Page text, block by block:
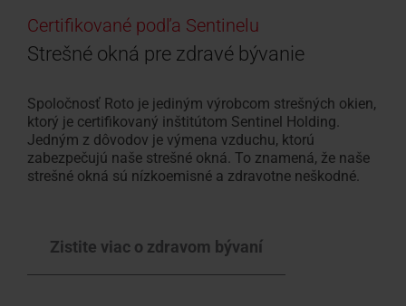
Certifikované podľa Sentinelu
Strešné okná pre zdravé bývanie
Spoločnosť Roto je jediným výrobcom strešných okien,
ktorý je certifikovaný inštitútom Sentinel Holding.
Jedným z dôvodov je výmena vzduchu, ktorú
zabezpečujú naše strešné okná. To znamená, že naše
strešné okná sú nízkoemisné a zdravotne neškodné.
Zistite viac o zdravom bývaní